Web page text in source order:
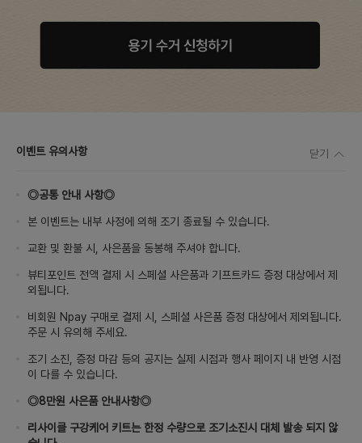
이벤트 유의사항 닫기
◎공통 안내 사항◎
본 이벤트는 내부 사정에 의해 조기 종료될 수 있습니다.
교환 및 환불 시, 사은품을 동봉해 주셔야 합니다.
뷰티포인트 전액 결제 시 스페셜 사은품과 기프트카드 증정 대상에서 제
외됩니다.
비회원 Npay 구매로 결제 시, 스페셜 사은품 증정 대상에서 제외됩니다.
주문 시 유의해 주세요.
조기 소진, 증정 마감 등의 공지는 실제 시점과 행사 페이지 내 반영 시점
이 다를 수 있습니다.
◎8만원 사은품 안내사항◎
리사이클 구강케어 키트는 한정 수량으로 조기소진시 대체 발송 되지 않